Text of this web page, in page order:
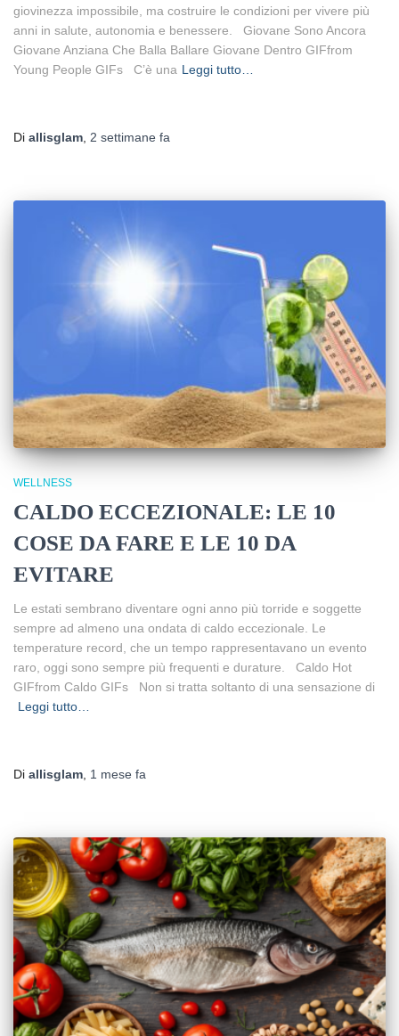
giovinezza impossibile, ma costruire le condizioni per vivere più
anni in salute, autonomia e benessere. Giovane Sono Ancora
Giovane Anziana Che Balla Ballare Giovane Dentro GIFfrom
Young People GIFs C’è una Leggi tutto…
Di allisglam 2 settimane fa
WELLNESS
CALDO ECCEZIONALE: LE 10
COSE DA FARE E LE 10 DA
EVITARE
Le estati sembrano diventare ogni anno più torride e soggette
sempre ad almeno una ondata di caldo eccezionale. Le
temperature record, che un tempo rappresentavano un evento
raro, oggi sono sempre più frequenti e durature. Caldo Hot
GIFfrom Caldo GIFs Non si tratta soltanto di una sensazione di
Leggi tutto…
Di allisglam, 1 mese fa